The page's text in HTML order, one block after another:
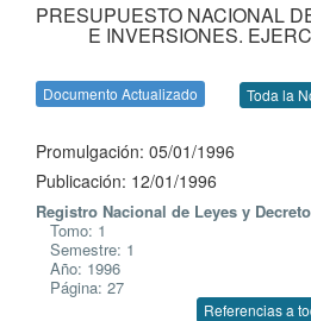
PRESUPUESTO NACIONAL
E INVERSIONES.
Documento Actualizado Toda la
Promulgación: 05/01/1996
Publicación: 12/01/1996
Registro Nacional de Leyes y
Tomo: 1
Semestre: 1
Año: 1996
Página: 27
Referencias a